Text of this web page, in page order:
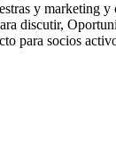
y marketing y
discutir,
para socios